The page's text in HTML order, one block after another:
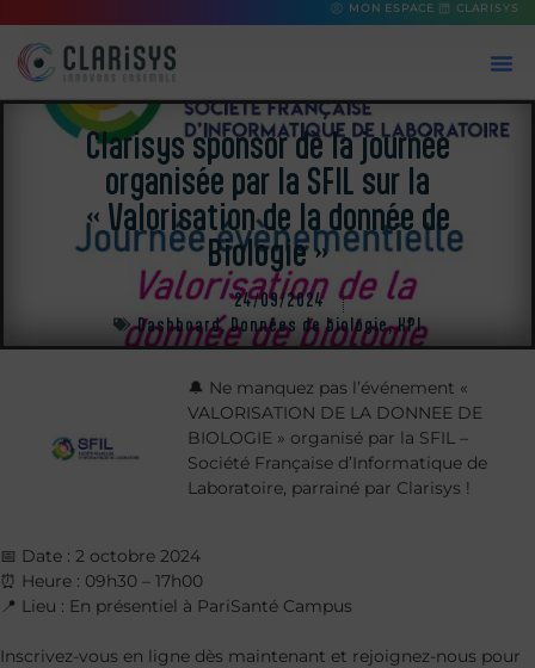
MON ESPACE CLARISYS
Clarisys sponsor de la journée
organisée par la SFIL sur la
« Valorisation de la donnée de
Biologie »
24/09/2024
Dashboard,Données de biologie,KPI
🔔 Ne manquez pas l’événement «
VALORISATION DE LA DONNEE DE
BIOLOGIE » organisé par la SFIL –
Société Française d’Informatique de
Laboratoire, parrainé par Clarisys !
📅 Date : 2 octobre 2024
⏰ Heure : 09h30 – 17h00
📍 Lieu : En présentiel à PariSanté Campus
Inscrivez-vous en ligne dès maintenant et rejoignez-nous pour